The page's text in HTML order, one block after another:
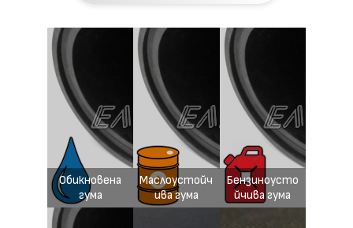
Обикновена
гума
Маслоустойч
ива гума
Бензиноусто
йчива гума